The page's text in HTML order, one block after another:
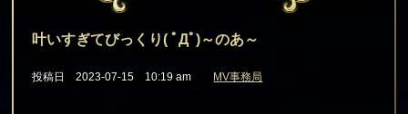
叶いすぎてびっくり( ﾟДﾟ)～のあ～
投稿日 2023-07-15 10:19 am MV事務局